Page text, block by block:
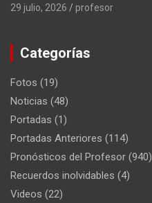
29 julio, 2026 profesor
Categorías
Fotos (19)
Noticias (48)
Portadas (1)
Portadas Anteriores (114)
Pronósticos del Profesor (940)
Recuerdos inolvidables (4)
Videos (22)